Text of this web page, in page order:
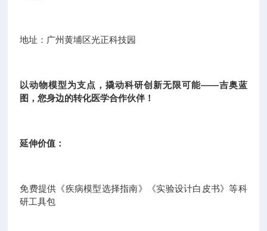
地址：广州黄埔区光正科技园
以动物模型为支点，撬动科研创新无限可能——吉奥蓝
图，您身边的转化医学合作伙伴！
延伸价值：
免费提供《疾病模型选择指南》《实验设计白皮书》等科
研工具包